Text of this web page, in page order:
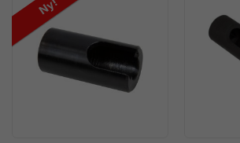
Ny!